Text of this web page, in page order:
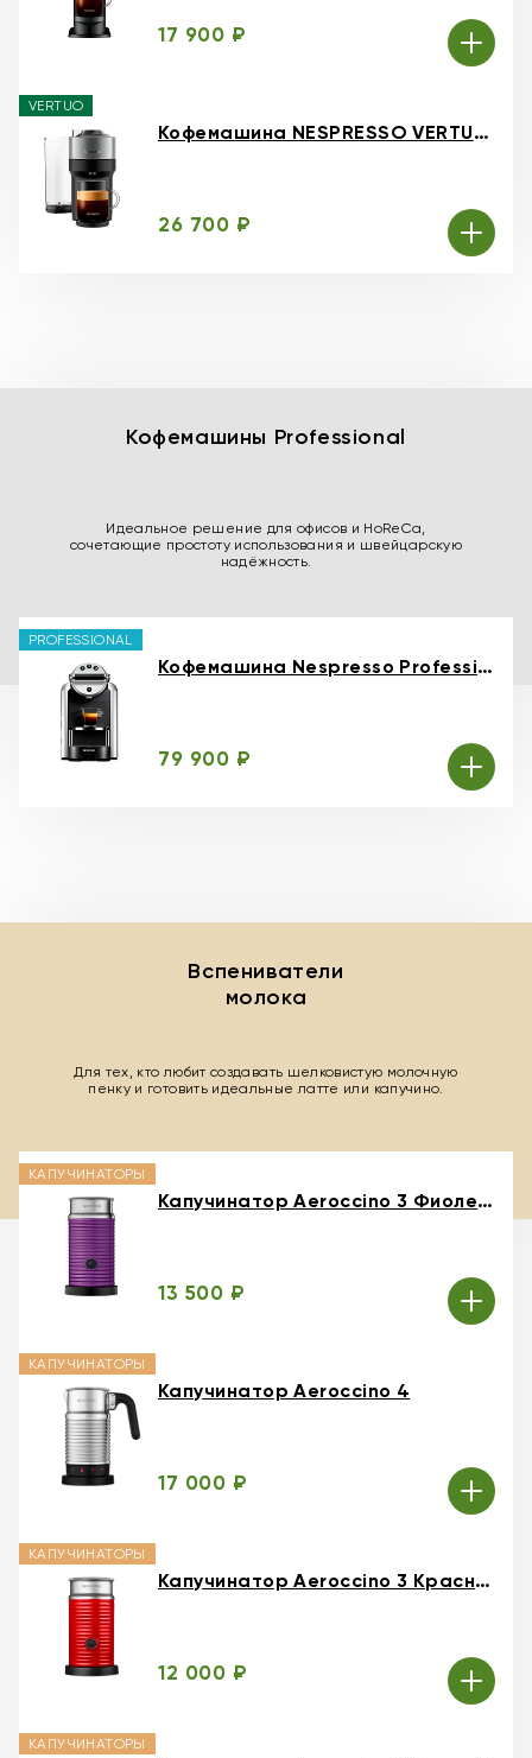
17 900 ₽
VERTUO
Кофемашина NESPRESSO VERTUO Pop+ Deluxe Titan
26 700 ₽
Кофемашины Professional
Идеальное решение для офисов и HoReCa,
сочетающие простоту использования и швейцарскую
надёжность.
PROFESSIONAL
Кофемашина Nespresso Professional Zenius
79 900 ₽
Вспениватели
молока
Для тех, кто любит создавать шелковистую молочную
пенку и готовить идеальные латте или капучино.
КАПУЧИНАТОРЫ
Капучинатор Aeroccino 3 Фиолетовый
13 500 ₽
КАПУЧИНАТОРЫ
Капучинатор Aeroccino 4
17 000 ₽
КАПУЧИНАТОРЫ
Капучинатор Aeroccino 3 Красный
12 000 ₽
КАПУЧИНАТОРЫ